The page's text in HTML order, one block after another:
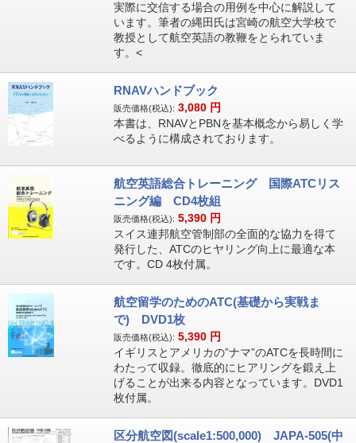
実際に交信する場合の用例を中心に解説して
います。筆者の縄田氏は宮崎の航空大学校で
教授として航空英語の教鞭をとられていま
す。<
RNAVハンドブック
販売価格(税込): 3,080 円
本書は、RNAVとPBNを基本概念から易しく学
べるように構成されております。
航空英語総合トレーニング 国際ATCリス
ニング編 CD4枚組
販売価格(税込): 5,390 円
スイス連邦航空管制部の全面的な協力を得て
発行した、ATCのヒヤリング向上に最適な本
です。CD 4枚付属。
航空留学のためのATC(基礎から実戦ま
で) DVD1枚
販売価格(税込): 5,390 円
イギリスとアメリカの”ナマ”のATCを長時間に
わたって収録。徹底的にヒアリングを鍛え上
げることが出来る内容となっています。DVD1
枚付属。
区分航空図(scale1:500,000) JAPA-505(中